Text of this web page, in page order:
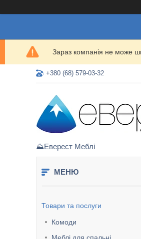
Зараз компанія не може
+380 (68) 579-03-32
⛰️Еверест Меблі
Товари та послуги
Комоди